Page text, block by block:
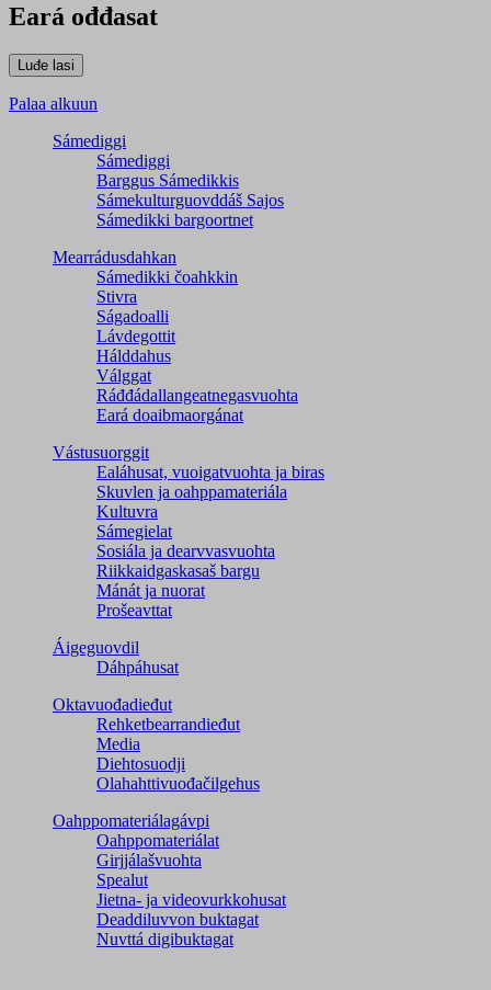
Eará ođđasat
Palaa alkuun
Sámediggi
Sámediggi
Barggus Sámedikkis
Sámekulturguovddáš Sajos
Sámedikki bargoortnet
Mearrádusdahkan
Sámedikki čoahkkin
Stivra
Ságadoalli
Lávdegottit
Hálddahus
Válggat
Ráđđádallangeatnegas­vuohta
Eará doaibmaorgánat
Vástusuorggit
Ealáhusat, vuoigatvuohta ja biras
Skuvlen ja oahppamateriála
Kultuvra
Sámegielat
Sosiála ja dearvvasvuohta
Riikkaidgaskasaš bargu
Mánát ja nuorat
Prošeavttat
Áigeguovdil
Dáhpáhusat
Oktavuođadieđut
Rehketbearrandieđut
Media
Diehtosuodji
Olahahttivuođačilgehus
Oahppomateriálagávpi
Oahppomateriálat
Girjjálašvuohta
Spealut
Jietna- ja videovurkkohusat
Deaddiluvvon buktagat
Nuvttá digibuktagat